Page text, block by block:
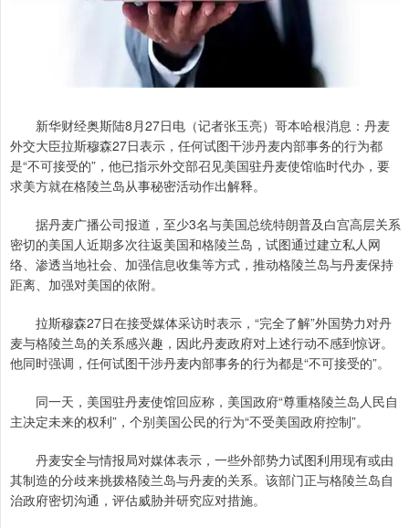
新华财经奥斯陆8月27日电（记者张玉亮）哥本哈根消息：丹麦
外交大臣拉斯穆森27日表示，任何试图干涉丹麦内部事务的行为都
是“不可接受的”，他已指示外交部召见美国驻丹麦使馆临时代办，要
求美方就在格陵兰岛从事秘密活动作出解释。
据丹麦广播公司报道，至少3名与美国总统特朗普及白宫高层关系
密切的美国人近期多次往返美国和格陵兰岛，试图通过建立私人网
络、渗透当地社会、加强信息收集等方式，推动格陵兰岛与丹麦保持
距离、加强对美国的依附。
拉斯穆森27日在接受媒体采访时表示，“完全了解”外国势力对丹
麦与格陵兰岛的关系感兴趣，因此丹麦政府对上述行动不感到惊讶。
他同时强调，任何试图干涉丹麦内部事务的行为都是“不可接受的”。
同一天，美国驻丹麦使馆回应称，美国政府“尊重格陵兰岛人民自
主决定未来的权利”，个别美国公民的行为“不受美国政府控制”。
丹麦安全与情报局对媒体表示，一些外部势力试图利用现有或由
其制造的分歧来挑拨格陵兰岛与丹麦的关系。该部门正与格陵兰岛自
治政府密切沟通，评估威胁并研究应对措施。